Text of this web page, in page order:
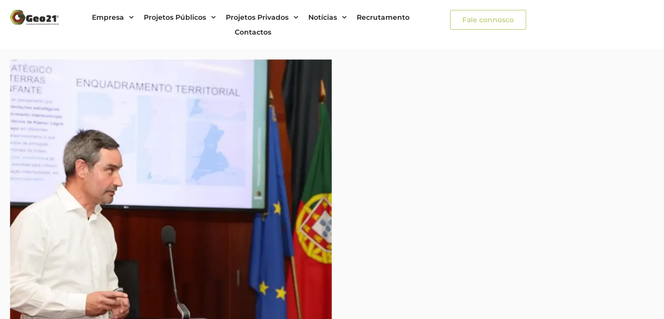
Empresa Projetos Públicos Projetos Privados Notícias
Recrutamento
Contactos
Fale connosco